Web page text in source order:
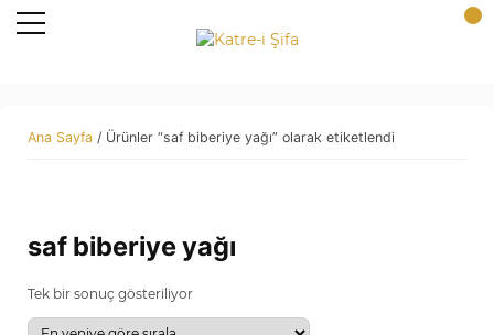
Ana Sayfa / Ürünler “saf biberiye yağı” olarak etiketlendi
saf biberiye yağı
Tek bir sonuç gösteriliyor